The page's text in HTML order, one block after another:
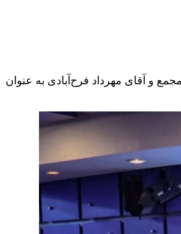
و آقای مهرداد فرح‌آبادی به عنوان